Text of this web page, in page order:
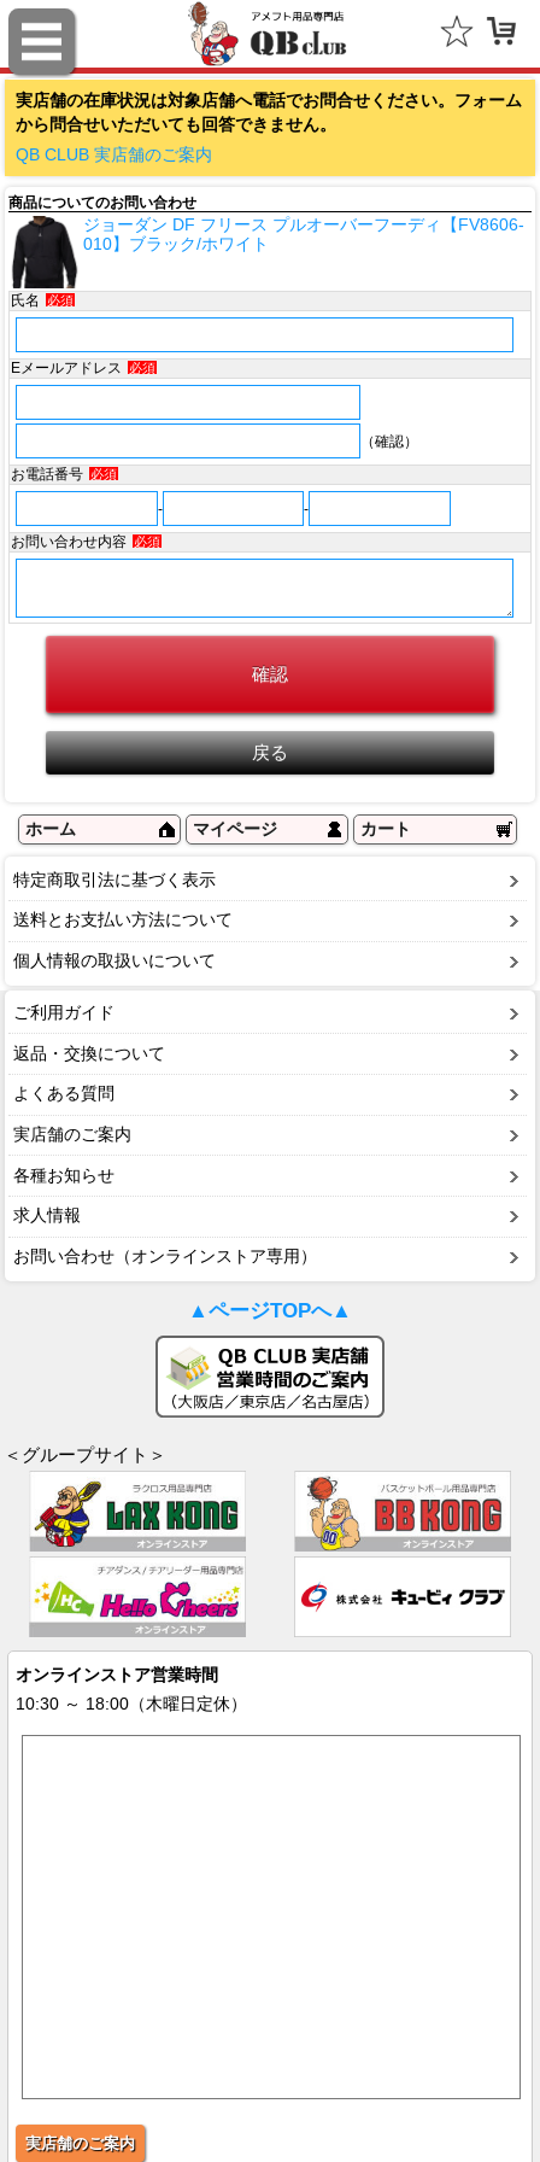
実店舗の在庫状況は対象店舗へ電話でお問合せください。フォーム
から問合せいただいても回答できません。
QB CLUB 実店舗のご案内
商品についてのお問い合わせ
ジョーダン DF フリース プルオーバーフーディ【FV8606-
010】ブラック/ホワイト
氏名 必須
Eメールアドレス 必須
（確認）
お電話番号 必須
-
-
お問い合わせ内容 必須
ホーム マイページ カート
特定商取引法に基づく表示
送料とお支払い方法について
個人情報の取扱いについて
ご利用ガイド
返品・交換について
よくある質問
実店舗のご案内
各種お知らせ
求人情報
お問い合わせ（オンラインストア専用）
▲ページTOPへ▲
＜グループサイト＞
オンラインストア営業時間
10:30 ～ 18:00（木曜日定休）
実店舗のご案内
ファナティクス（Fanatics）
アウトドアキャップ（Outdoor Cap Company）
スポルディング（SPALDING）
ミッチェル＆ネス（Mitchell & Ness）
ポータフォン（PORTAPHONE）
ギルマンギア（Gilman Gear）
サムプロ（ThumbPRO）